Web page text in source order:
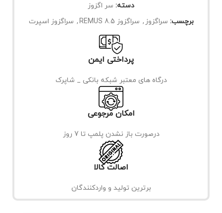
دسته: سر اگزوز
برچسب: سراگزوز , سراگزوز REMUS 8.5 , سراگزوز اسپرت
پرداختی ایمن
درگاه های معتبر شبکه بانکی _ شاپرک
امکان مرجوعی
درصورت باز نشدن پلمپ تا 7 روز
اصالت کالا
برترین تولید و واردکنندگان